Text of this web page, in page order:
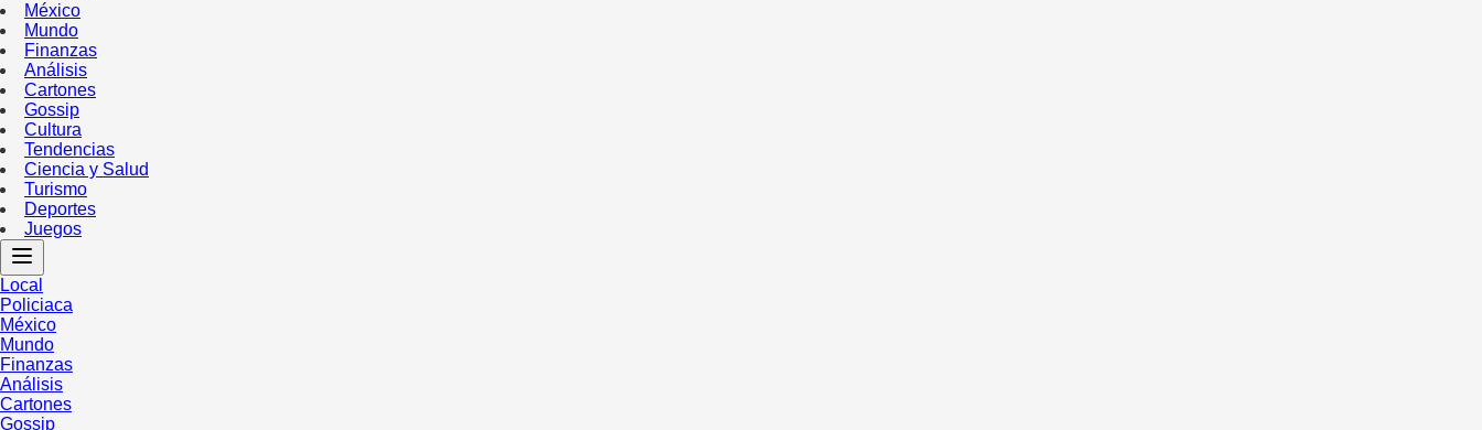
México
Mundo
Finanzas
Análisis
Cartones
Gossip
Cultura
Tendencias
Ciencia y Salud
Turismo
Deportes
Juegos
Local
Policiaca
México
Mundo
Finanzas
Análisis
Cartones
Gossip